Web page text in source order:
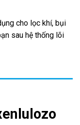
cho lọc khí, bụi
sau hệ thống lõi